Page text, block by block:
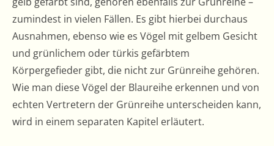
zumindest in vielen Fällen. Es gibt hierbei durchaus
Ausnahmen, ebenso wie es Vögel mit gelbem Gesicht
und grünlichem oder türkis gefärbtem
Körpergefieder gibt, die nicht zur Grünreihe gehören.
Wie man diese Vögel der Blaureihe erkennen und von
echten Vertretern der Grünreihe unterscheiden kann,
wird in einem separaten Kapitel erläutert.